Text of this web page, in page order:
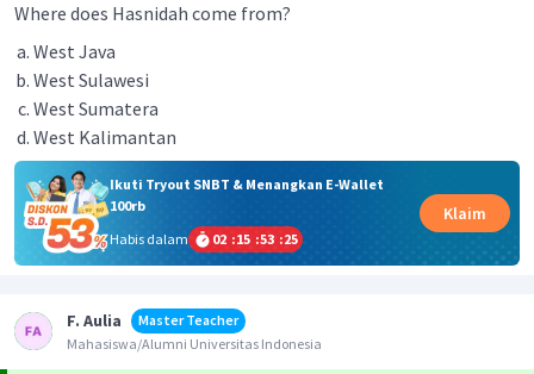
Where does Hasnidah come from?
West Java
West Sulawesi
West Sumatera
West Kalimantan
Ikuti Tryout SNBT & Menangkan E-Wallet
100rb
Habis dalam
02 :15 :53 :25
Klaim
F. Aulia
Master Teacher
Mahasiswa/Alumni Universitas Indonesia